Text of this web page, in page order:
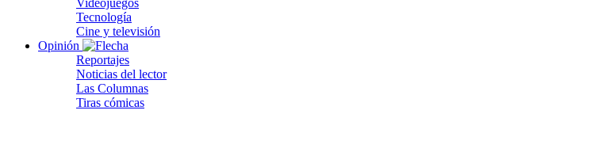
Videojuegos
Tecnología
Cine y televisión
Opinión
Reportajes
Noticias del lector
Las Columnas
Tiras cómicas